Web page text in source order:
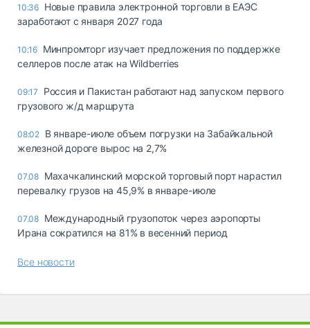
10:36 Новые правила электронной торговли в ЕАЭС
заработают с января 2027 года
10:16 Минпромторг изучает предложения по поддержке
селлеров после атак на Wildberries
09:17
Россия и Пакистан работают над запуском первого
грузового ж/д маршрута
08:02 В январе-июле объем погрузки на Забайкальной
железной дороге вырос на 2,7%
07.08 Махачкалинский морской торговый порт нарастил
перевалку грузов на 45,9% в январе-июле
07.08 Международный грузопоток через аэропорты
Ирана сократился на 81% в весенний период
Все новости